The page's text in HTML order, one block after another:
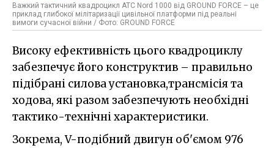
Важкий тактичний квадроцикл ATC Nord 1000 від GROUND FORCE – це
приклад глибокої мілітаризації цивільної платформи під реальні
вимоги сучасної війни / Фото: GROUND FORCE
Високу ефективність цього квадроциклу
забезпечує його конструктив – правильно
підібрані силова установка,трансмісія та
ходова, які разом забезпечують необхідні
тактико-технічні характеристики.
Зокрема, V-подібний двигун об'ємом 976